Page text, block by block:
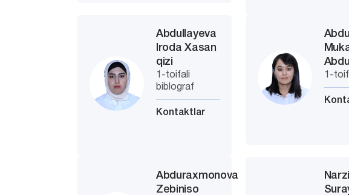
Abdullayeva
Iroda Xasan
qizi
1-toifali
biblograf
Kontaktlar
1-
Abduraxmonova
Zebiniso